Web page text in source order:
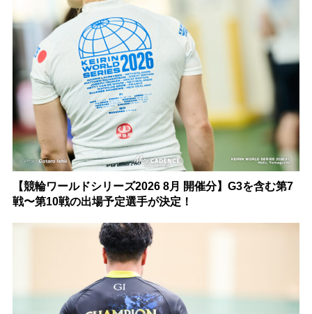
【競輪ワールドシリーズ2026 8月 開催分】G3を含む第7
戦〜第10戦の出場予定選手が決定！